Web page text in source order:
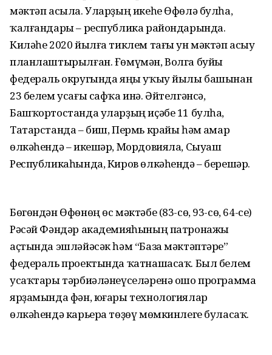
мәктәп асыла. Уларҙың икеһе Өфөлә булһа,
ҡалғандары – республика райондарында.
Киләһе 2020 йылға тиклем тағы ун мәктәп асыу
планлаштырылған. Ғөмүмән, Волга буйы
федераль округында яңы уҡыу йылы башынан
23 белем усағы сафҡа инә. Әйтелгәнсә,
Башҡортостанда уларҙың иҫәбе 11 булһа,
Татарстанда – биш, Пермь крайы һәм Һамар
өлкәһендә – икешәр, Мордовияла, Сыуаш
Республикаһында, Киров өлкәһендә – берешәр.
Бөгөндән Өфөнөң өс мәктәбе (83-сө, 93-сө, 64-се)
Рәсәй Фәндәр академияһының патронажы
аҫтында эшләйәсәк һәм “База мәктәптәре”
федераль проектында ҡатнашасаҡ. Был белем
усаҡтары тәрбиәләнеүселәренә ошо программа
ярҙамында фән, юғары технологиялар
өлкәһендә карьера төҙөү мөмкинлеге буласаҡ.